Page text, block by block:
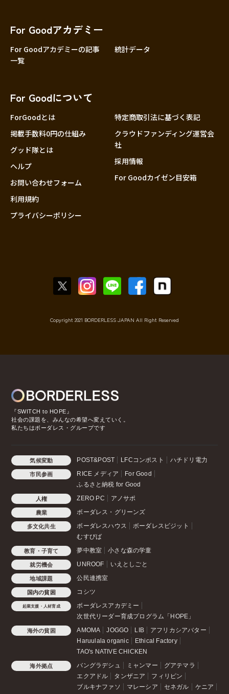
大分
For Goodアカデミー
For Goodアカデミーの記事
一覧
統計データ
For Goodについて
ForGoodとは
掲載手数料0円の仕組み
グッド隊とは
ヘルプ
お問い合わせフォーム
利用規約
プライバシーポリシー
特定商取引法に基づく表記
クラウドファンディング運営会
社
採用情報
For Goodカイゼン目安箱
Copyright 2021 BORDERLESS JAPAN All Right Reserved
『SWITCH to HOPE』
社会の課題を、みんなの希望へ変えていく。
私たちはボーダレス・グループです
気候変動 POST&POST LFCコンポスト ハチドリ電力
市民参画 RICE メディア
For Good
ふるさと納税 for Good
人権 ZERO PC アノサポ
農業 ボーダレス・グリーンズ
多文化共生 ボーダレスハウス
ボーダレスビジット
むすびば
教育・子育て 夢中教室 小さな森の学童
就労機会 UNROOF いえとしごと
地域課題 公民連携室
国内の貧困 コシツ
起業支援・人材育成
ボーダレスアカデミー
次世代リーダー育成プログラム「HOPE」
海外の貧困 AMOMA JOGGO LIB
アフリカシアバター
Haruulala organic
Ethical Factory
TAO's NATIVE CHICKEN
海外拠点 バングラデシュ ミャンマー
グアテマラ
エクアドル
タンザニア
フィリピン
ブルキナファソ
マレーシア セネガル ケニア